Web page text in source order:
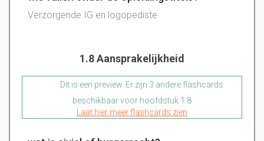
Verzorgende IG en logopediste
1.8 Aansprakelijkheid
Dit is een preview. Er zijn 3 andere flashcards
beschikbaar voor hoofdstuk 1.8
Laat hier meer flashcards zien